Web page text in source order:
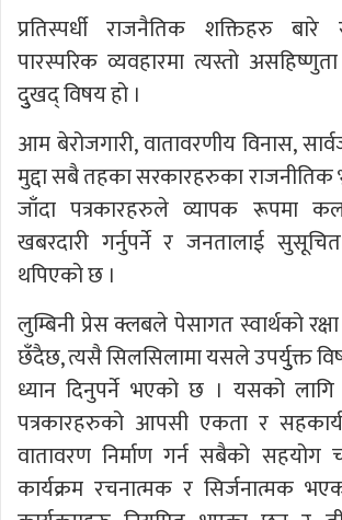
प्रतिस्पर्धी राजनैतिक शक्तिहरु बारे
पारस्परिक व्यवहारमा त्यस्तो
दुुखद् विषय हो ।
आम बेरोजगारी, वातावरणीय विनास,
मुद्दा सबै तहका सरकारहरुका राजनीतिक
जाँदा पत्रकारहरुले व्यापक रूपमा
खबरदारी गर्नुपर्ने र जनतालाई
थपिएको छ ।
लुम्बिनी प्रेस क्लबले पेसागत स्वार्थको
छँदैछ, त्यसै सिलसिलामा यसले उपर्युुक्त
ध्यान दिनुपर्ने भएको छ । यसको
पत्रकारहरुको आपसी एकता र
वातावरण निर्माण गर्न सबैको सहयोग
कार्यक्रम रचनात्मक र सिर्जनात्मक